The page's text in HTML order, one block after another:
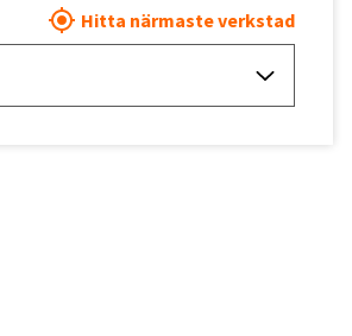
Hitta närmaste verkstad